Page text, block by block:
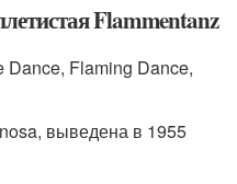
Flammentanz
Flaming Dance,
выведена в 1955